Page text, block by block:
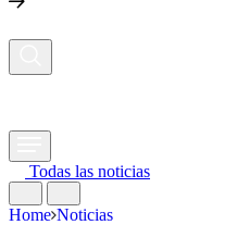
Todas las noticias
Home Noticias